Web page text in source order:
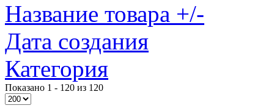
Название товара +/-
Дата создания
Категория
Показано 1 - 120 из 120